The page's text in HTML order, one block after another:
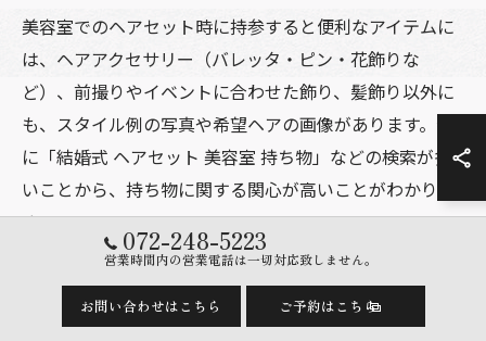
美容室でのヘアセット時に持参すると便利なアイテムに
は、ヘアアクセサリー（バレッタ・ピン・花飾りな
ど）、前撮りやイベントに合わせた飾り、髪飾り以外に
も、スタイル例の写真や希望ヘアの画像があります。特
に「結婚式 ヘアセット 美容室 持ち物」などの検索が多
いことから、持ち物に関する関心が高いことがわかりま
す。
セット当日は、髪をしっかり乾かし、整髪料やオイルは
つけすぎないようにしましょう。髪が濡れていたり、ワ
ックスが多すぎるとアレンジしづらく、仕上がりに影響
072-248-5223
営業時間内の営業電話は一切対応致しません。
お問い合わせはこちら ご予約はこちら